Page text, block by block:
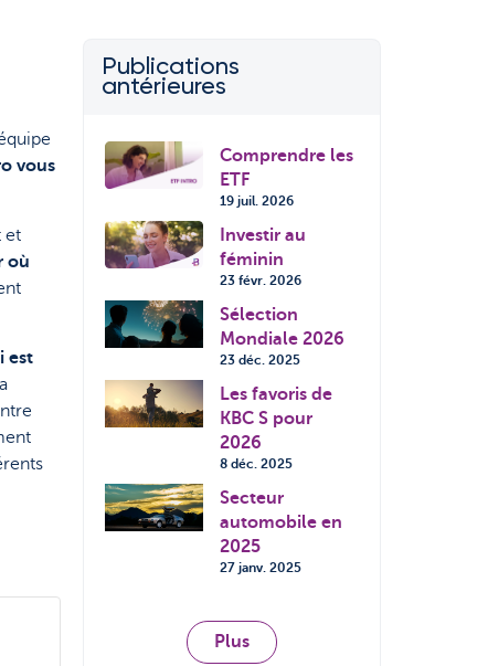
vous
et
où
est
Publications
antérieures
Comprendre les
ETF
19 juil. 2026
Investir au
féminin
23 févr. 2026
Sélection
Mondiale 2026
23 déc. 2025
Les favoris de
KBC S pour
2026
8 déc. 2025
Secteur
automobile en
2025
27 janv. 2025
Plus